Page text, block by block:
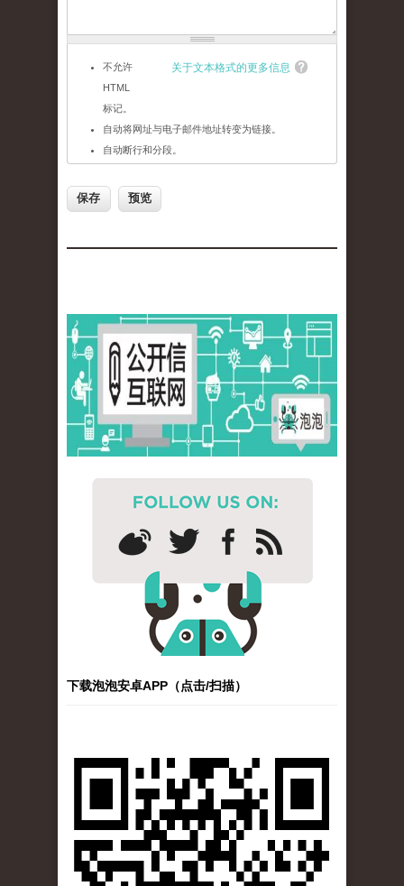
关于文本格式的更多信息
不允许
HTML
标记。
自动将网址与电子邮件地址转变为链接。
自动断行和分段。
下载泡泡安卓APP（点击/扫描）